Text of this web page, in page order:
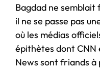
Bagdad ne semblait
il ne se passe pas
où les médias
épithètes dont CNN
News sont friands à